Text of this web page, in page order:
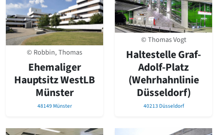
© Robbin, Thomas
Ehemaliger
Hauptsitz WestLB
Münster
48149 Münster
© Thomas Vogt
Haltestelle Graf-
Adolf-Platz
(Wehrhahnlinie
Düsseldorf)
40213 Düsseldorf